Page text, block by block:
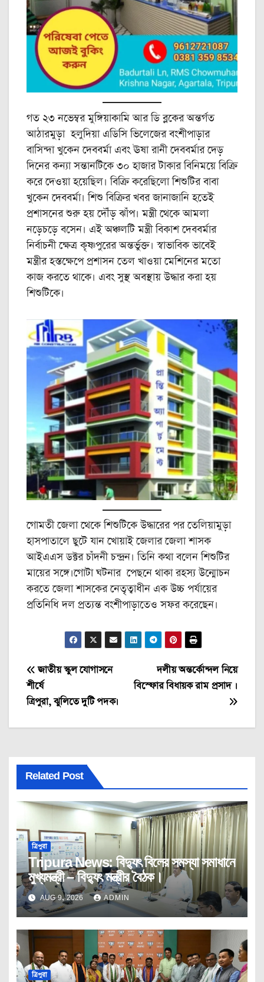
গত ২৩ নভেম্বর মুঙ্গিয়াকামি আর ডি ব্লকের অন্তর্গত
আঠারমুড়া হলুদিয়া এডিসি ভিলেজের বংশীপাড়ার
বাসিন্দা খুকেন দেববর্মা এবং ঊষা রানী দেববর্মার দেড়
দিনের কন্যা সন্তানটিকে ৩০ হাজার টাকার বিনিময়ে বিক্রি
করে দেওয়া হয়েছিল। বিক্রি করেছিলো শিশুটির বাবা
খুকেন দেববর্মা। শিশু বিক্রির খবর জানাজানি হতেই
প্রশাসনের শুরু হয় দৌঁড় ঝাঁপ। মন্ত্রী থেকে আমলা
নড়েচড়ে বসেন। এই অঞ্চলটি মন্ত্রী বিকাশ দেববর্মার
নির্বাচনী ক্ষেত্র কৃষ্ণপুরের অন্তর্ভুক্ত। স্বাভাবিক ভাবেই
মন্ত্রীর হস্তক্ষেপে প্রশাসন তেল খাওয়া মেশিনের মতো
কাজ করতে থাকে। এবং সুস্থ অবস্থায় উদ্ধার করা হয়
শিশুটিকে।
গোমতী জেলা থেকে শিশুটিকে উদ্ধারের পর তেলিয়ামুড়া
হাসপাতালে ছুটে যান খোয়াই জেলার জেলা শাসক
আইএএস ডক্টর চাঁদনী চন্দ্রন। তিনি কথা বলেন শিশুটির
মায়ের সঙ্গে।গোটা ঘটনার পেছনে থাকা রহস্য উন্মোচন
করতে জেলা শাসকের নেতৃত্বাধীন এক উচ্চ পর্যায়ের
প্রতিনিধি দল প্রত্যন্ত বংশীপাড়াতেও সফর করেছেন।
Post
navigation
দলীয় অন্তর্কোন্দল নিয়ে
বিস্ফোর বিধায়ক রাম প্রসাদ ।
জাতীয় স্কুল যোগাসনে
শীর্ষে
ত্রিপুরা, ঝুলিতে দুটি পদক।
Related Post
ত্রিপুরা
Tripura News: বিদ্যুৎ বিলের সমস্যা সমাধানে
মুখ্যমন্ত্রী – বিদ্যুৎ মন্ত্রীর বৈঠক।
AUG 9, 2026 ADMIN
ত্রিপুরা